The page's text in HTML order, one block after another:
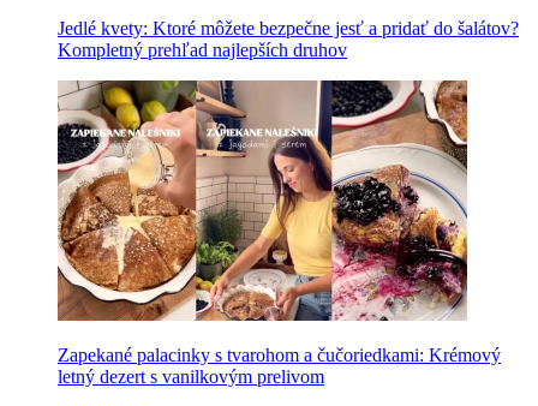
Jedlé kvety: Ktoré môžete bezpečne jesť a pridať do šalátov?
Kompletný prehľad najlepších druhov
Zapekané palacinky s tvarohom a čučoriedkami: Krémový
letný dezert s vanilkovým prelivom